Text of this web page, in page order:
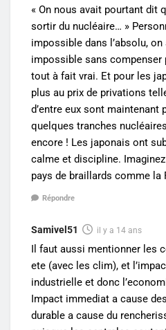
« On nous avait pourtant dit
sortir du nucléaire… »
impossible dans l’absolu,
impossible sans
tout à fait vrai. Et pour les
plus au prix de privations
d’entre eux sont maintenant
quelques tranches
encore ! Les japonais ont
calme et discipline.
pays de braillards comme la
Répondre
Samivel51 il y a 14 ans
Il faut aussi mentionner les
ete (avec les clim), et
industrielle et donc
Impact immediat a cause
durable a cause du